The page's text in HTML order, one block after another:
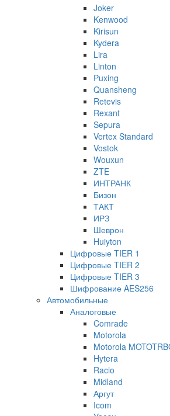
Joker
Kenwood
Kirisun
Kydera
Lira
Linton
Puxing
Quansheng
Retevis
Rexant
Sepura
Vertex Standard
Vostok
Wouxun
ZTE
ИНТРАНК
Бизон
ТАКТ
ИРЗ
Шеврон
Huiyton
Цифровые TIER 1
Цифровые TIER 2
Цифровые TIER 3
Шифрование AES256
Автомобильные
Аналоговые
Comrade
Motorola
Motorola
Hytera
Racio
Midland
Аргут
Icom